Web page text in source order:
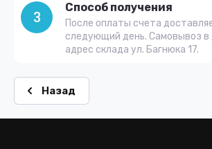
3
Способ получения
После оплаты счета
следующий день. Самовывоз в
адрес склада ул. Багнюка 17.
Назад